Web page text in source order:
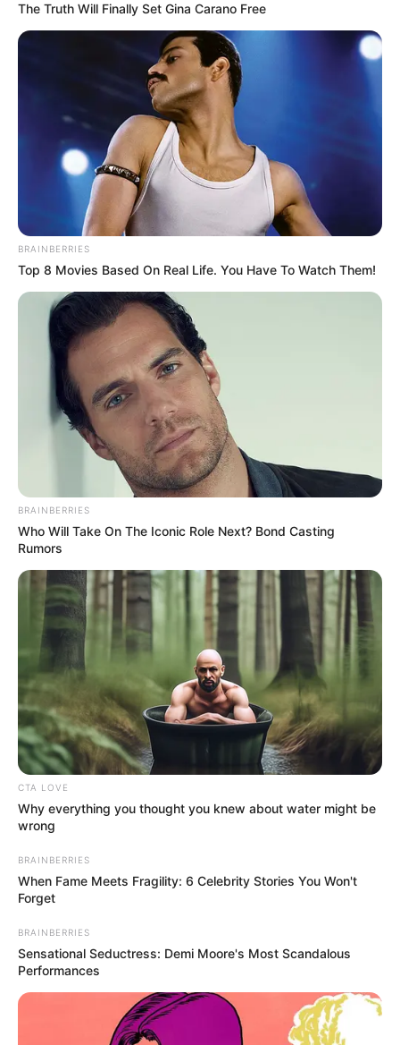
FOLLOW US ON:
Cari Cepat Info Alutsista
YANG TERPANAS
Incar Pasar Australia, IAI Israel Tawarkan Drone Bawah Laut
‘BlueWhale’ untuk Intai Koridor Utara dan Laut Cina Selatan
Galangan Kapal Selam Nuklir AUKUS di Osborne
Drone Tempur Bayraktar Akinci Sukses Uji Luncur Amunisi
The Truth Will Finally Set Gina Carano Free
BRAINBERRIES
Top 8 Movies Based On Real Life. You Have To Watch Them!
BRAINBERRIES
Who Will Take On The Iconic Role Next? Bond Casting
Rumors
CTA LOVE
Why everything you thought you knew about water might be
wrong
BRAINBERRIES
When Fame Meets Fragility: 6 Celebrity Stories You Won't
Forget
BRAINBERRIES
Sensational Seductress: Demi Moore's Most Scandalous
Performances